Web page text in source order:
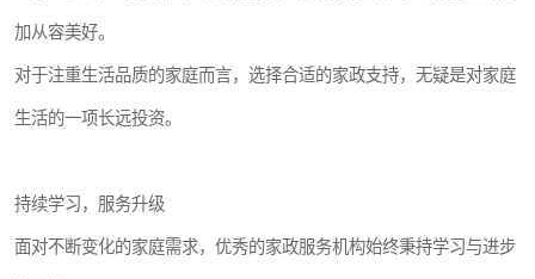
加从容美好。
对于注重生活品质的家庭而言，选择合适的家政支持，无疑是对家庭
生活的一项长远投资。
持续学习，服务升级
面对不断变化的家庭需求，优秀的家政服务机构始终秉持学习与进步